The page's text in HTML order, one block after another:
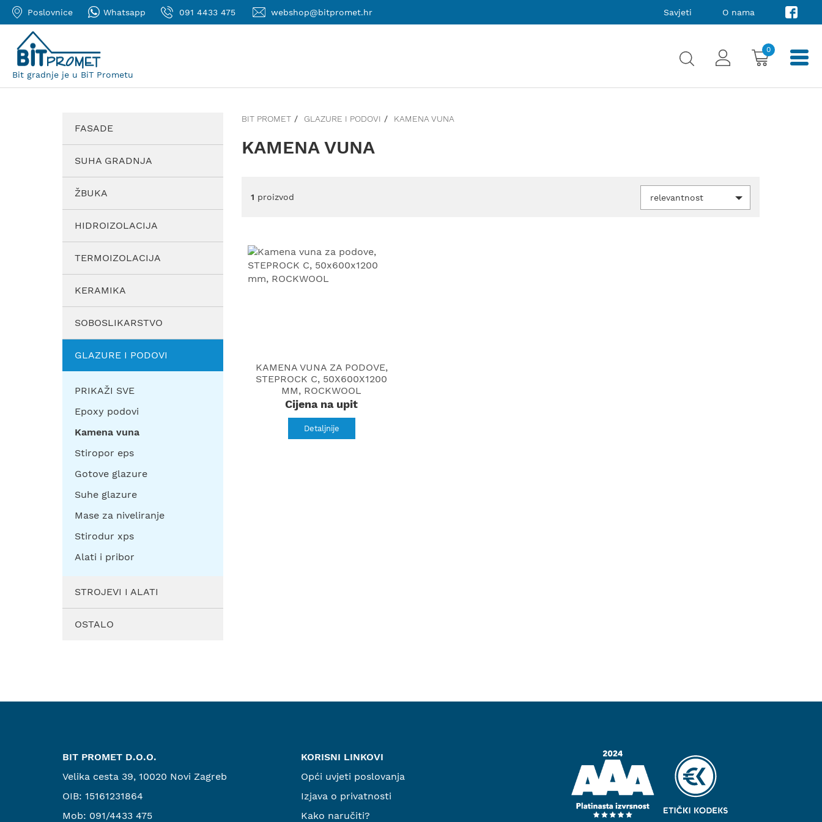
Poslovnice Whatsapp 091 4433 475 webshop@bitpromet.hr Savjeti O nama
Bit gradnje je u BiT Prometu
0
FASADE
SUHA GRADNJA
ŽBUKA
HIDROIZOLACIJA
TERMOIZOLACIJA
KERAMIKA
SOBOSLIKARSTVO
GLAZURE I PODOVI
PRIKAŽI SVE
Epoxy podovi
Kamena vuna
Stiropor eps
Gotove glazure
Suhe glazure
Mase za niveliranje
Stirodur xps
Alati i pribor
STROJEVI I ALATI
OSTALO
BIT PROMET GLAZURE I PODOVI KAMENA VUNA
KAMENA VUNA
1 proizvod relevantnost
KAMENA VUNA ZA PODOVE,
STEPROCK C, 50X600X1200
MM, ROCKWOOL
Cijena na upit
Detaljnije
BIT PROMET D.O.O.
Velika cesta 39, 10020 Novi Zagreb
OIB: 15161231864
Mob: 091/4433 475
KORISNI LINKOVI
Opći uvjeti poslovanja
Izjava o privatnosti
Kako naručiti?